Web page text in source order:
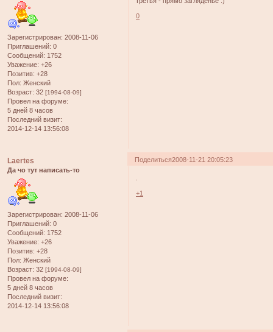
Зарегистрирован: 2008-11-06
Приглашений: 0
Сообщений: 1752
Уважение: +26
Позитив: +28
Пол: Женский
Возраст: 32 [1994-08-09]
Провел на форуме:
5 дней 8 часов
Последний визит:
2014-12-14 13:56:08
0
Поделиться2008-11-21 20:05:23
Laertes
Да чо тут написать-то
Зарегистрирован: 2008-11-06
Приглашений: 0
Сообщений: 1752
Уважение: +26
Позитив: +28
Пол: Женский
Возраст: 32 [1994-08-09]
Провел на форуме:
5 дней 8 часов
Последний визит:
2014-12-14 13:56:08
+1